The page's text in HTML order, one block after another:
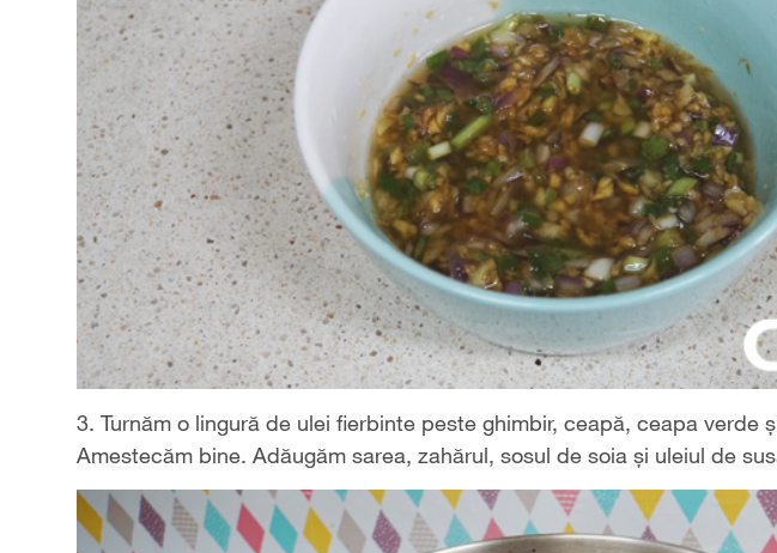
3. Turnăm o lingură de ulei fierbinte peste ghimbir, ceapă, ceapa verde
Amestecăm bine. Adăugăm sarea, zahărul, sosul de soia și uleiul de